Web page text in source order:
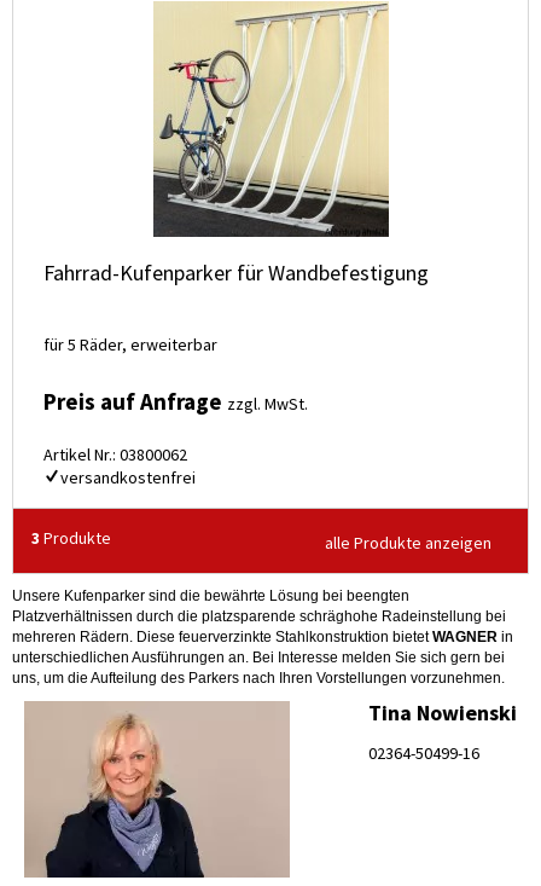
Fahrrad-Kufenparker für Wandbefestigung
für 5 Räder, erweiterbar
Preis auf Anfrage zzgl. MwSt.
Artikel Nr.: 03800062
versandkostenfrei
3 Produkte alle Produkte anzeigen
Unsere Kufenparker sind die bewährte Lösung bei beengten
Platzverhältnissen durch die platzsparende schräghohe Radeinstellung bei
mehreren Rädern. Diese feuerverzinkte Stahlkonstruktion bietetWAGNER in
unterschiedlichen Ausführungen an. Bei Interesse melden Sie sich gern bei
uns, um die Aufteilung des Parkers nach Ihren Vorstellungen vorzunehmen.
Tina Nowienski
02364-50499-16